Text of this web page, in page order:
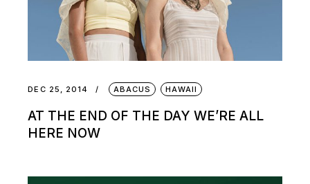
DEC 25, 2014 ABACUS HAWAII
AT THE END OF THE DAY WE’RE ALL
HERE NOW